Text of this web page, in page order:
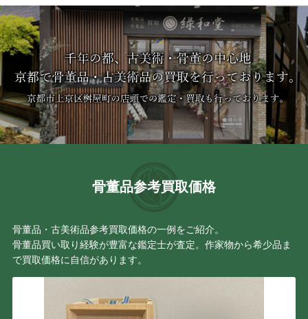
骨董品参考買取価格
骨董品・古美術品参考買取価格の一例をご紹介。
骨董品買い取り経験が豊富な鑑定士が査定。作家物から希少品ま
で買取価格に自信があります。